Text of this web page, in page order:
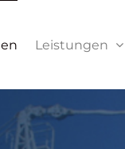
Leistungen